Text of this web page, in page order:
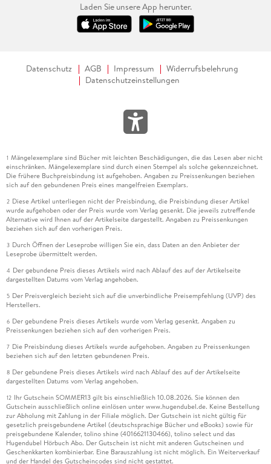
Laden Sie unsere App herunter.
Datenschutz AGB Impressum
Widerrufsbelehrung
Datenschutzeinstellungen
1 Mängelexemplare sind Bücher mit leichten Beschädigungen, die das Lesen aber nicht
einschränken. Mängelexemplare sind durch einen Stempel als solche gekennzeichnet.
Die frühere Buchpreisbindung ist aufgehoben. Angaben zu Preissenkungen beziehen
sich auf den gebundenen Preis eines mangelfreien Exemplars.
2 Diese Artikel unterliegen nicht der Preisbindung, die Preisbindung dieser Artikel
wurde aufgehoben oder der Preis wurde vom Verlag gesenkt. Die jeweils zutreffende
Alternative wird Ihnen auf der Artikelseite dargestellt. Angaben zu Preissenkungen
beziehen sich auf den vorherigen Preis.
3 Durch Öffnen der Leseprobe willigen Sie ein, dass Daten an den Anbieter der
Leseprobe übermittelt werden.
4 Der gebundene Preis dieses Artikels wird nach Ablauf des auf der Artikelseite
dargestellten Datums vom Verlag angehoben.
5 Der Preisvergleich bezieht sich auf die unverbindliche Preisempfehlung (UVP) des
Herstellers.
6 Der gebundene Preis dieses Artikels wurde vom Verlag gesenkt. Angaben zu
Preissenkungen beziehen sich auf den vorherigen Preis.
7 Die Preisbindung dieses Artikels wurde aufgehoben. Angaben zu Preissenkungen
beziehen sich auf den letzten gebundenen Preis.
8 Der gebundene Preis dieses Artikels wird nach Ablauf des auf der Artikelseite
dargestellten Datums vom Verlag angehoben.
12 Ihr Gutschein SOMMER13 gilt bis einschließlich 10.08.2026. Sie können den
Gutschein ausschließlich online einlösen unter www.hugendubel.de. Keine Bestellung
zur Abholung mit Zahlung in der Filiale möglich. Der Gutschein ist nicht gültig für
gesetzlich preisgebundene Artikel (deutschsprachige Bücher und eBooks) sowie für
preisgebundene Kalender, tolino shine (4016621130466), tolino select und das
Hugendubel Hörbuch Abo. Der Gutschein ist nicht mit anderen Gutscheinen und
Geschenkkarten kombinierbar. Eine Barauszahlung ist nicht möglich. Ein Weiterverkauf
und der Handel des Gutscheincodes sind nicht gestattet.